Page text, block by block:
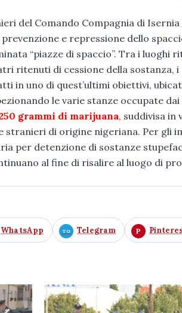
del Comando Compagnia di
e repressione dello
“piazze di spaccio”. Tra i luoghi
ritenuti di cessione della sostanza,
in uno di quest’ultimi obiettivi,
le varie stanze occupate
grammi di marijuana, suddivisa in
stranieri di origine nigeriana. Per gli
per detenzione di sostanze
al fine di risalire al luogo di
WhatsApp Telegram